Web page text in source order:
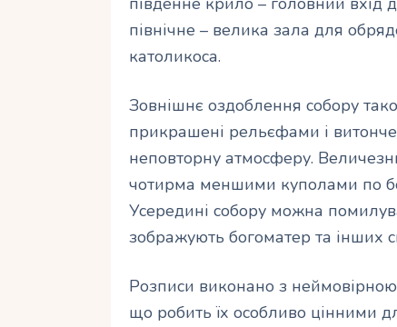
північне – велика зала для
католикоса.
Зовнішнє оздоблення собору
прикрашені рельєфами і
неповторну атмосферу.
чотирма меншими куполами по
Усередині собору можна
зображують богоматер та інших
Розписи виконано з
що робить їх особливо цінними